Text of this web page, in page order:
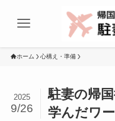
ホーム 心構え・準備
駐妻の帰
学んだワ
2025
9/26